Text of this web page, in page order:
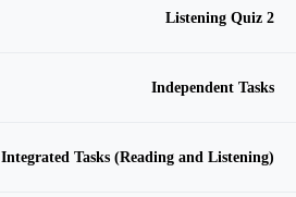
Listening Quiz 2
Independent Tasks
Integrated Tasks (Reading and Listening)